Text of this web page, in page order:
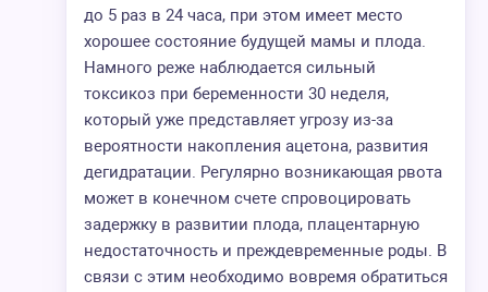
до 5 раз в 24 часа, при этом имеет место
хорошее состояние будущей мамы и плода.
Намного реже наблюдается сильный
токсикоз при беременности 30 неделя,
который уже представляет угрозу из-за
вероятности накопления ацетона, развития
дегидратации. Регулярно возникающая рвота
может в конечном счете спровоцировать
задержку в развитии плода, плацентарную
недостаточность и преждевременные роды. В
связи с этим необходимо вовремя обратиться